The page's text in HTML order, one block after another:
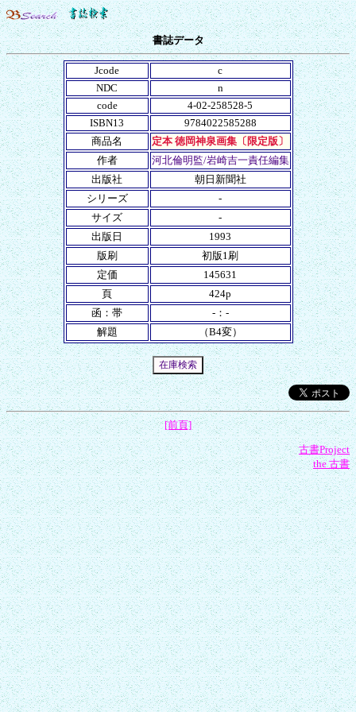
書誌データ
Jcode
c
NDC
n
code
4-02-258528-5
ISBN13
9784022585288
商品名
定本 徳岡神泉画集〔限定版〕
作者
河北倫明監/岩崎吉一責任編集
出版社
朝日新聞社
シリーズ
-
サイズ
-
出版日
1993
版刷
初版1刷
定価
145631
頁
424p
函：帯
-：-
解題
（B4変）
[前頁]
古書Project
the 古書